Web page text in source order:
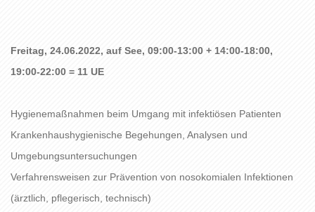
Freitag, 24.06.2022, auf See, 09:00-13:00 + 14:00-18:00,
19:00-22:00 = 11 UE
Hygienemaßnahmen beim Umgang mit infektiösen Patienten
Krankenhaushygienische Begehungen, Analysen und
Umgebungsuntersuchungen
Verfahrensweisen zur Prävention von nosokomialen Infektionen
(ärztlich, pflegerisch, technisch)